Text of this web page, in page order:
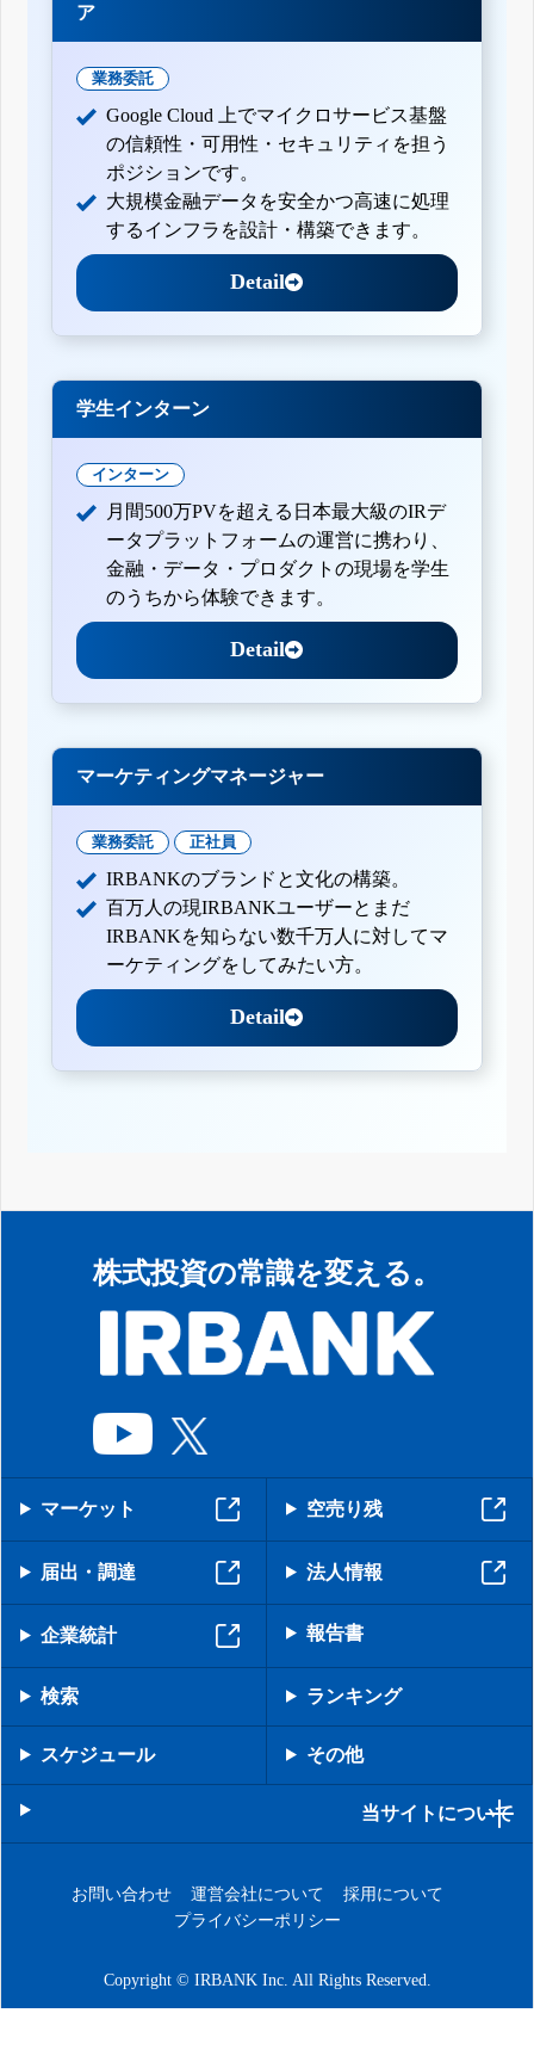
ア
業務委託
Google Cloud 上でマイクロサービス基盤
の信頼性・可用性・セキュリティを担う
ポジションです。
大規模金融データを安全かつ高速に処理
するインフラを設計・構築できます。
Detail
学生インターン
インターン
月間500万PVを超える日本最大級のIRデ
ータプラットフォームの運営に携わり、
金融・データ・プロダクトの現場を学生
のうちから体験できます。
Detail
マーケティングマネージャー
業務委託 正社員
IRBANKのブランドと文化の構築。
百万人の現IRBANKユーザーとまだ
IRBANKを知らない数千万人に対してマ
ーケティングをしてみたい方。
Detail
株式投資の常識を変える。
マーケット 空売り残
届出・調達 法人情報
企業統計 報告書
検索 ランキング
スケジュール その他
当サイトについて
お問い合わせ 運営会社について
採用について
プライバシーポリシー
Copyright © IRBANK Inc. All Rights Reserved.